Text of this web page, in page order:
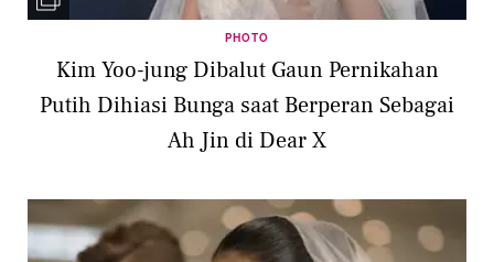
PHOTO
Kim Yoo-jung Dibalut Gaun Pernikahan
Putih Dihiasi Bunga saat Berperan Sebagai
Ah Jin di Dear X